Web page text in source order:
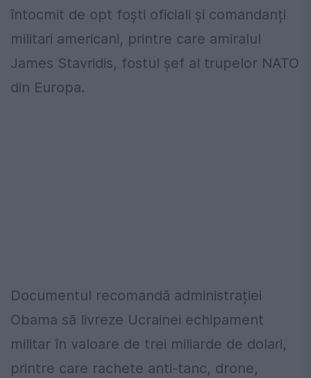
întocmit de opt foști oficiali și comandanți
militari americani, printre care amiralul
James Stavridis, fostul șef al trupelor NATO
din Europa.
Documentul recomandă administrației
Obama să livreze Ucrainei echipament
militar în valoare de trei miliarde de dolari,
printre care rachete anti-tanc, drone,